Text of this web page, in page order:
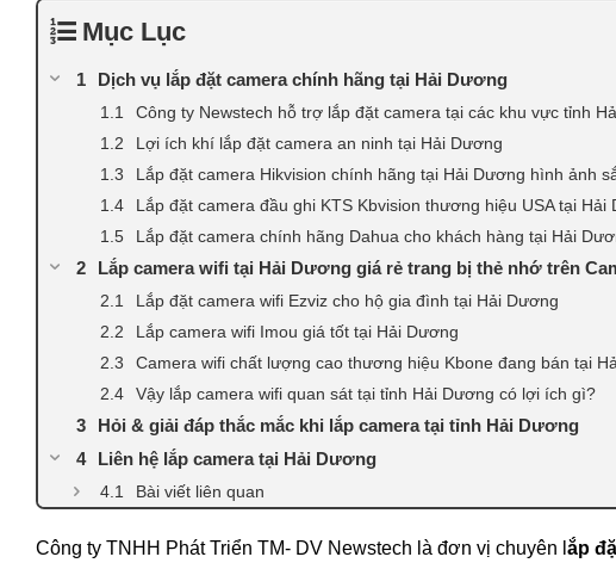
Mục Lục
Dịch vụ lắp đặt camera chính hãng tại Hải Dương
Công ty Newstech hỗ trợ lắp đặt camera tại các khu vực tỉnh
Lợi ích khí lắp đặt camera an ninh tại Hải Dương
Lắp đặt camera Hikvision chính hãng tại Hải Dương hình ảnh
Lắp đặt camera đầu ghi KTS Kbvision thương hiệu USA tại Hải
Lắp đặt camera chính hãng Dahua cho khách hàng tại Hải
Lắp camera wifi tại Hải Dương giá rẻ trang bị thẻ nhớ trên
Lắp đặt camera wifi Ezviz cho hộ gia đình tại Hải Dương
Lắp camera wifi Imou giá tốt tại Hải Dương
Camera wifi chất lượng cao thương hiệu Kbone đang bán tại
Vậy lắp camera wifi quan sát tại tỉnh Hải Dương có lợi ích gì?
Hỏi & giải đáp thắc mắc khi lắp camera tại tỉnh Hải Dương
Liên hệ lắp camera tại Hải Dương
Bài viết liên quan
Công ty TNHH Phát Triển TM- DV Newstech là đơn vị chuyên l ắp